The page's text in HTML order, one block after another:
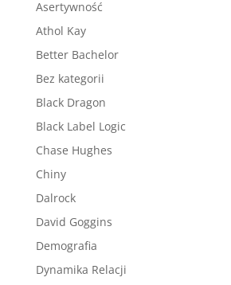
Asertywność
Athol Kay
Better Bachelor
Bez kategorii
Black Dragon
Black Label Logic
Chase Hughes
Chiny
Dalrock
David Goggins
Demografia
Dynamika Relacji